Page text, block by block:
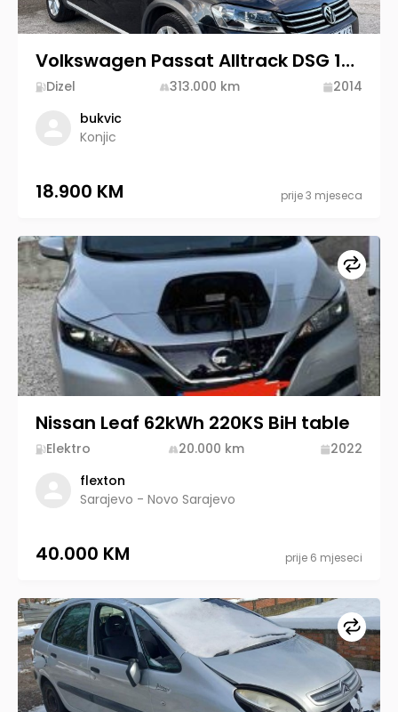
Volkswagen Passat Alltrack DSG 130KW
Dizel 313.000 km
2014
bukvic
Konjic
18.900 KM prije 3 mjeseca
Nissan Leaf 62kWh 220KS BiH table
Elektro 20.000 km
2022
flexton
Sarajevo - Novo Sarajevo
40.000 KM prije 6 mjeseci